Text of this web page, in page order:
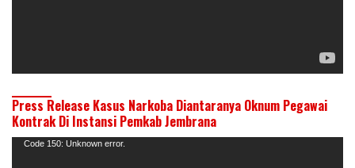
Press Release Kasus Narkoba Diantaranya Oknum Pegawai
Kontrak Di Instansi Pemkab Jembrana
Pemutar
Code 150: Unknown error.